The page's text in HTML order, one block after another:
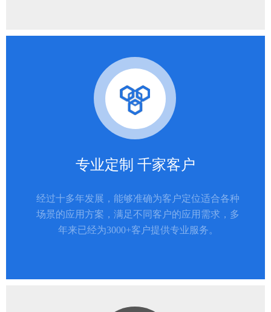
专业定制 千家客户
经过十多年发展，能够准确为客户定位适合各种
场景的应用方案，满足不同客户的应用需求，多
年来已经为3000+客户提供专业服务。